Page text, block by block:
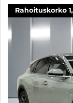
Rahoituskorko